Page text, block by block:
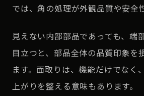
では、角の処理が外観品質や安全
見えない内部部品であっても、端
目立つと、部品全体の品質印象を
ます。面取りは、機能だけでなく
上がりを整える意味もあります。